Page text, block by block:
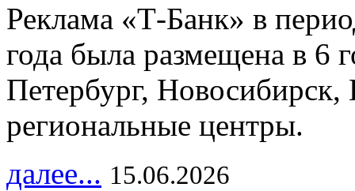
Реклама «Т-Банк» в
года была размещена в 6
Петербург,
региональные центры.
далее... 15.06.2026